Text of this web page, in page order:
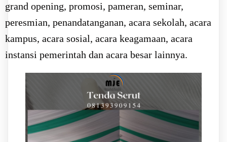
grand opening, promosi, pameran, seminar,
peresmian, penandatanganan, acara sekolah, acara
kampus, acara sosial, acara keagamaan, acara
instansi pemerintah dan acara besar lainnya.